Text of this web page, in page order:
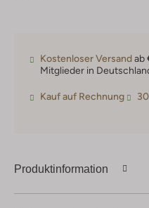
Kostenloser Versandab
Mitglieder in
Kauf auf Rechnung
Produktinformation